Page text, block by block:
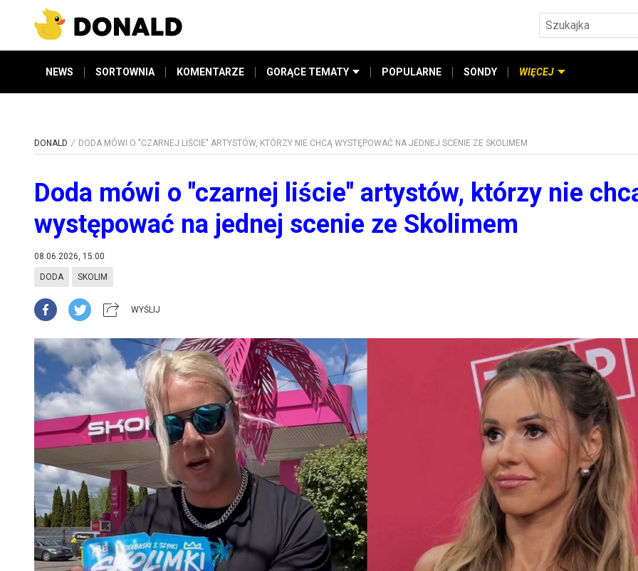
NEWS SORTOWNIA KOMENTARZE GORĄCE TEMATY POPULARNE SONDY WIĘCEJ
DONALD DODA MÓWI O "CZARNEJ LIŚCIE" ARTYSTÓW, KTÓRZY NIE CHCĄ WYSTĘPOWAĆ NA JEDNEJ SCENIE ZE SKOLIMEM
Doda mówi o "czarnej liście" artystów, którzy nie
występować na jednej scenie ze Skolimem
08.06.2026, 15:00
DODA SKOLIM
WYŚLIJ